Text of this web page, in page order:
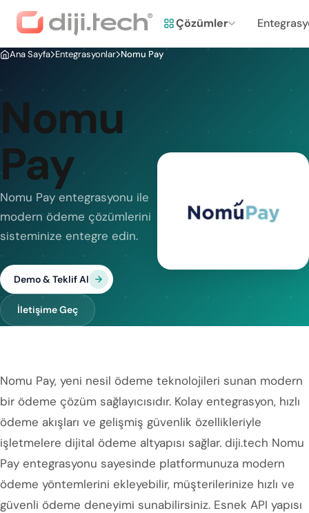
Çözümler
Ana Sayfa Entegrasyonlar Nomu Pay
Nomu
Pay
Nomu Pay entegrasyonu ile
modern ödeme çözümlerini
sisteminize entegre edin.
Demo & Teklif Al
İletişime Geç
Nomu Pay, yeni nesil ödeme teknolojileri sunan modern
bir ödeme çözüm sağlayıcısıdır. Kolay entegrasyon, hızlı
ödeme akışları ve gelişmiş güvenlik özellikleriyle
işletmelere dijital ödeme altyapısı sağlar. diji.tech Nomu
Pay entegrasyonu sayesinde platformunuza modern
ödeme yöntemlerini ekleyebilir, müşterilerinize hızlı ve
güvenli ödeme deneyimi sunabilirsiniz. Esnek API yapısı